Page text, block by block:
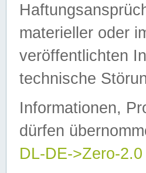
materieller oder
veröffentlichten
technische
Informationen,
dürfen
DL-DE->Zero-2.0